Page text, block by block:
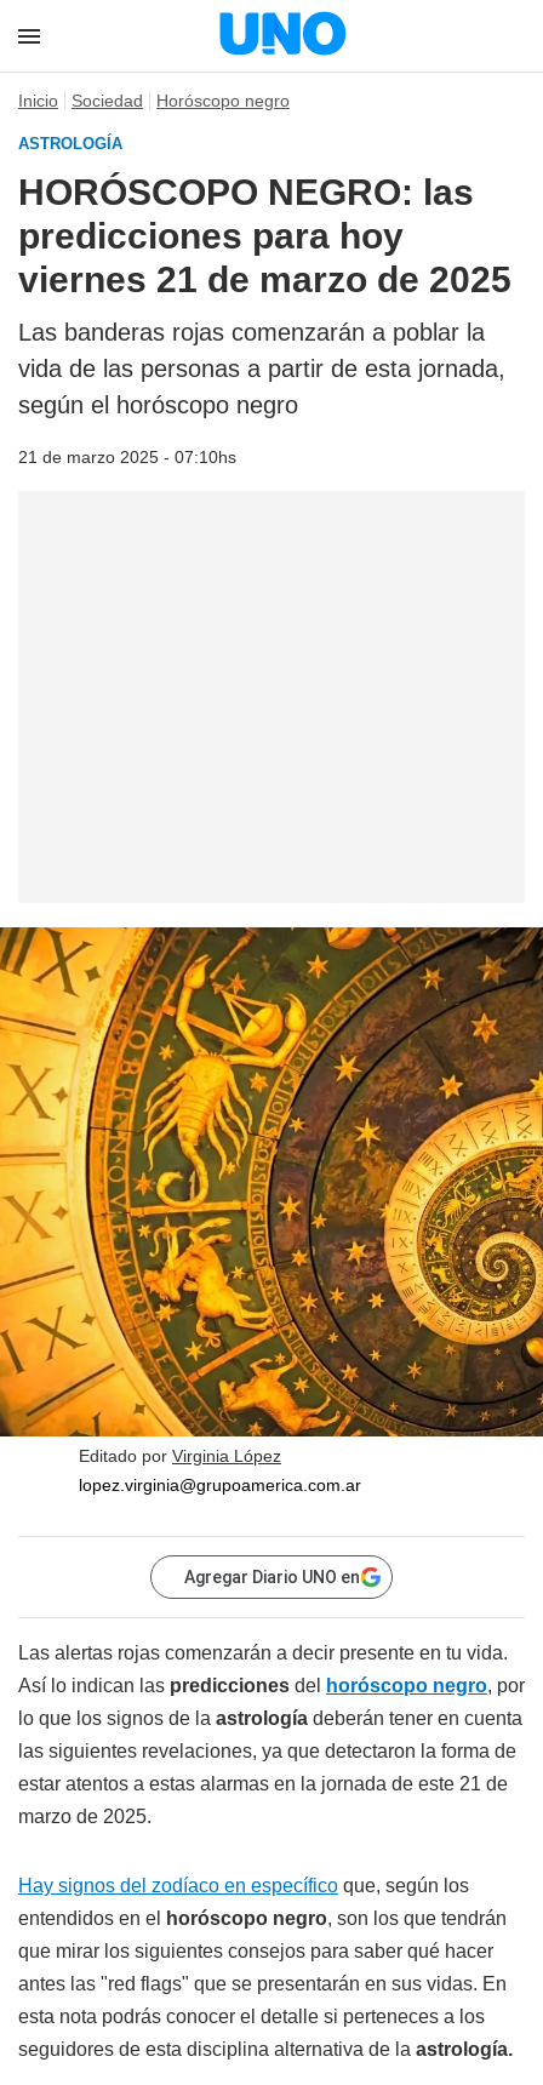
Inicio Sociedad Horóscopo negro
ASTROLOGÍA
HORÓSCOPO NEGRO: las
predicciones para hoy
viernes 21 de marzo de 2025
Las banderas rojas comenzarán a poblar la
vida de las personas a partir de esta jornada,
según el horóscopo negro
21 de marzo 2025 - 07:10hs
Editado por Virginia López
lopez.virginia@grupoamerica.com.ar
Agregar Diario UNO en
Las alertas rojas comenzarán a decir presente en tu vida.
Así lo indican las predicciones del horóscopo negro, por
lo que los signos de la astrología deberán tener en cuenta
las siguientes revelaciones, ya que detectaron la forma de
estar atentos a estas alarmas en la jornada de este 21 de
marzo de 2025.
Hay signos del zodíaco en específico que, según los
entendidos en el
horóscopo negro, son los que tendrán
que mirar los siguientes consejos para saber qué hacer
antes las "red flags" que se presentarán en sus vidas. En
esta nota podrás conocer el detalle si perteneces a los
seguidores de esta disciplina alternativa de la astrología.